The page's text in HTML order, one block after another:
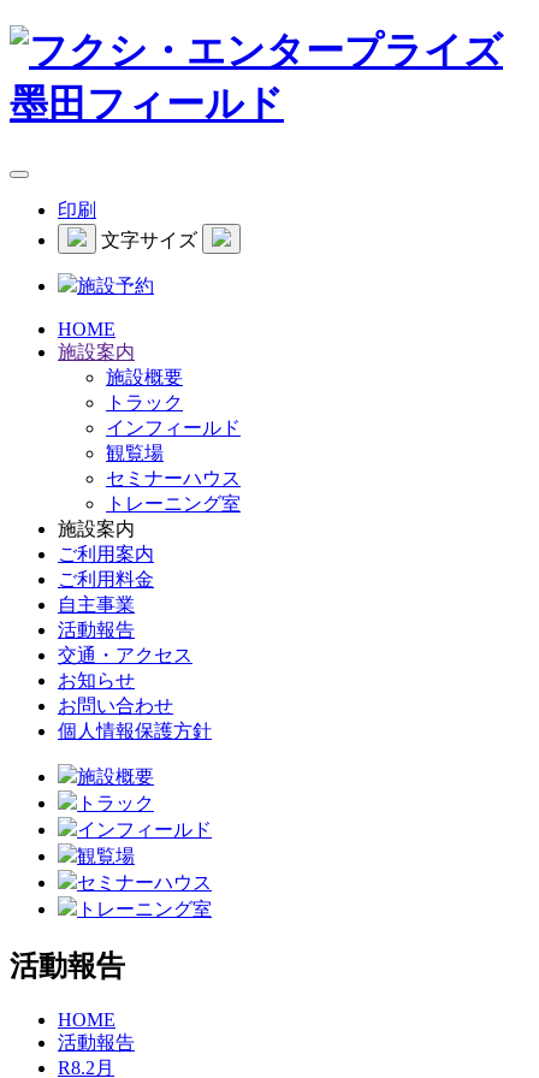
印刷
文字サイズ
施設予約
HOME
施設案内
施設概要
トラック
インフィールド
観覧場
セミナーハウス
トレーニング室
施設案内
ご利用案内
ご利用料金
自主事業
活動報告
交通・アクセス
お知らせ
お問い合わせ
個人情報保護方針
施設概要
トラック
インフィールド
観覧場
セミナーハウス
トレーニング室
活動報告
HOME
活動報告
R8.2月